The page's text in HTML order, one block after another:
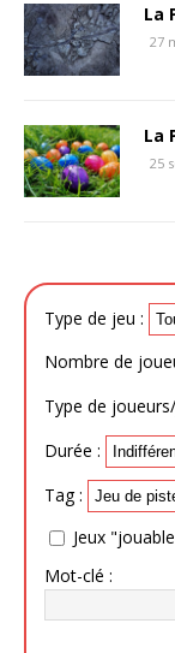
La
27
La
25
Type de jeu :
Nombre de
Type de
Durée :
Tag :
Jeux
Mot-clé :